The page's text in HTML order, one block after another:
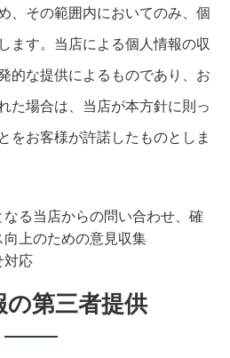
、その範囲内においてのみ、個
ます。当店による個人情報の収
的な提供によるものであり、お
た場合は、当店が本方針に則っ
をお客様が許諾したものとしま
る当店からの問い合わせ、確
上のための意見収集
対応
の第三者提供